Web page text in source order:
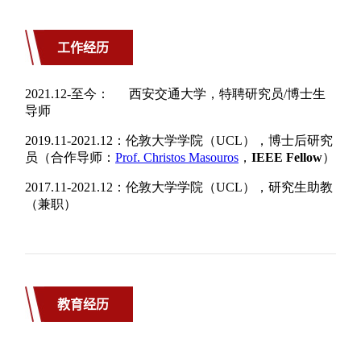
工作经历
教育经历